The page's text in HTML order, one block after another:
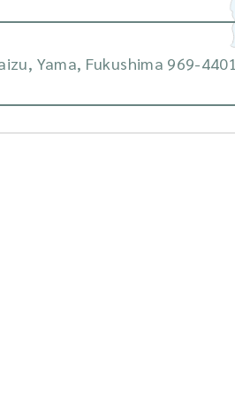
Yama, Fukushima 969-4401